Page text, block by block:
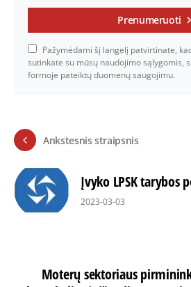
Prenumeruoti
Pažymėdami šį langelį patvirtinate,
sutinkate su mūsų naudojimo sąlygomis,
formoje pateiktų duomenų saugojimu.
Ankstesnis straipsnis
Įvyko LPSK tarybos
2023-03-03
Moterų sektoriaus